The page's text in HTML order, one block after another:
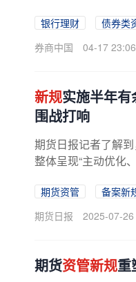
银行理财 债券类
券商中国
04-17 23:06
新规实施半年
围战打响
期货日报记者了解
整体呈现“主动优化
期货资管 备案新
期货日报
2025-07-
期货资管新规重